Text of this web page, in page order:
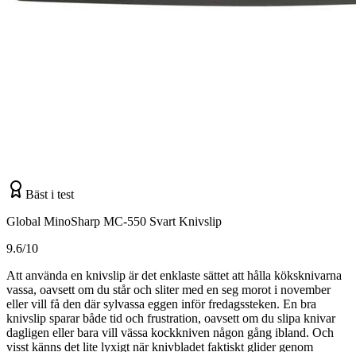
Bäst i test
Global MinoSharp MC-550 Svart Knivslip
9.6/10
Att använda en knivslip är det enklaste sättet att hålla köksknivarna
vassa, oavsett om du står och sliter med en seg morot i november
eller vill få den där sylvassa eggen inför fredagssteken. En bra
knivslip sparar både tid och frustration, oavsett om du slipa knivar
dagligen eller bara vill vässa kockkniven någon gång ibland. Och
visst känns det lite lyxigt när knivbladet faktiskt glider genom